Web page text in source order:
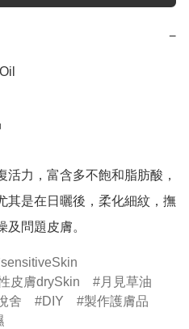
−
力，富含多不飽和脂肪酸，
其是在日曬後，柔化細紋，撫
問題皮膚。
皮膚drySkin
月見草油
舍 DIY
製作護膚品